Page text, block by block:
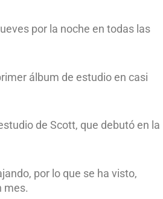
por la noche en todas las
álbum de estudio en casi
de Scott, que debutó en la
por lo que se ha visto,
mes.